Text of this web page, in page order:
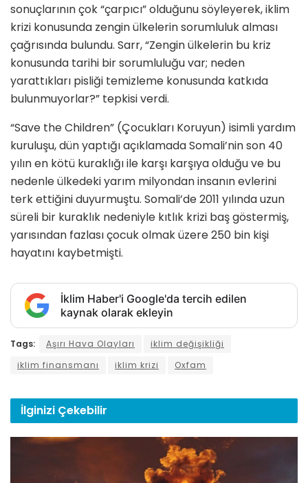
sonuçlarının çok “çarpıcı” olduğunu söyleyerek, iklim
krizi konusunda zengin ülkelerin sorumluluk alması
çağrısında bulundu. Sarr, “Zengin ülkelerin bu kriz
konusunda tarihi bir sorumluluğu var; neden
yarattıkları pisliği temizleme konusunda katkıda
bulunmuyorlar?” tepkisi verdi.
“Save the Children” (Çocukları Koruyun) isimli yardım
kuruluşu, dün yaptığı açıklamada Somali’nin son 40
yılın en kötü kuraklığı ile karşı karşıya olduğu ve bu
nedenle ülkedeki yarım milyondan insanın evlerini
terk ettiğini duyurmuştu. Somali’de 2011 yılında uzun
süreli bir kuraklık nedeniyle kıtlık krizi baş göstermiş,
yarısından fazlası çocuk olmak üzere 250 bin kişi
hayatını kaybetmişti.
İklim Haber'i Google'da tercih edilen
kaynak olarak ekleyin
Tags: Aşırı Hava Olayları
iklim değişikliği
iklim finansmanı
iklim krizi Oxfam
İlginizi Çekebilir